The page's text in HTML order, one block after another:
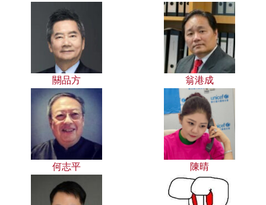
關品方 翁港成
何志平 陳晴